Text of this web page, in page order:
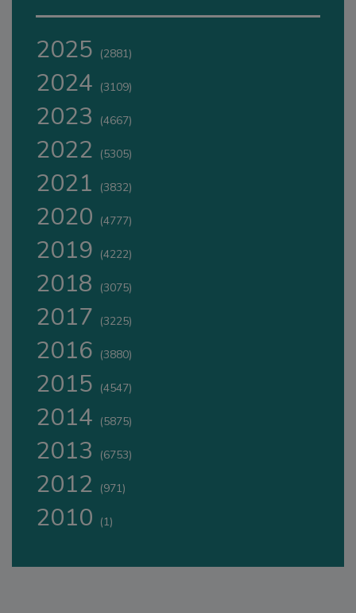
2025 (2881)
2024 (3109)
2023 (4667)
2022 (5305)
2021 (3832)
2020 (4777)
2019 (4222)
2018 (3075)
2017 (3225)
2016 (3880)
2015 (4547)
2014 (5875)
2013 (6753)
2012 (971)
2010 (1)